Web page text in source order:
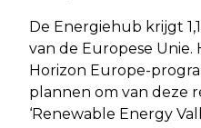
De Energiehub krijgt
van de Europese
Horizon Europe-
plannen om van deze
‘Renewable Energy